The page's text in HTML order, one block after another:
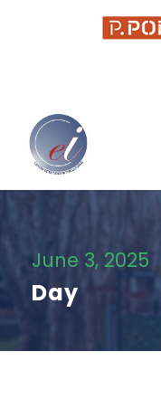
June 3, 2025
Day